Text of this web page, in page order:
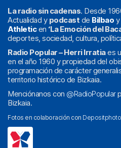
La radio sin cadenas. Desde
Actualidad y podcast de Bilbao y
Athleticen ‘La Emoción del
deportes, sociedad, cultura,
Radio Popular – Herri Irratiaes
en el año 1960 y propiedad del
programación de carácter
territorio histórico de Bizkaia.
Menciónanos con @RadioPopular
Bizkaia.
Fotos en colaboración con